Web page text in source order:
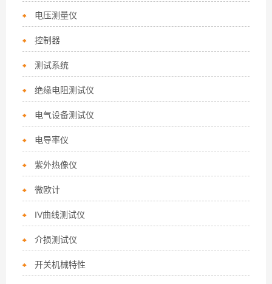
电压测量仪
控制器
测试系统
绝缘电阻测试仪
电气设备测试仪
电导率仪
紫外热像仪
微欧计
IV曲线测试仪
介损测试仪
开关机械特性